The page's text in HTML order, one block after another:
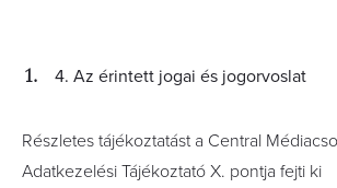
4. Az érintett jogai és jogorvoslat
Részletes tájékoztatást a Central
Adatkezelési Tájékoztató X. pontja fejti ki